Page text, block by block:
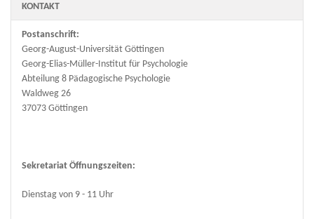
KONTAKT
Postanschrift:
Georg-August-Universität Göttingen
Georg-Elias-Müller-Institut für Psychologie
Abteilung 8 Pädagogische Psychologie
Waldweg 26
37073 Göttingen
Sekretariat Öffnungszeiten:
Dienstag von 9 - 11 Uhr